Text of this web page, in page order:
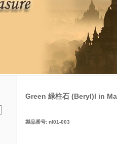
Green 緑柱石 (Beryl)l in
製品番号: nl01-003